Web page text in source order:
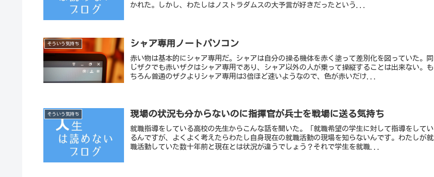
かれた。しかし、わたしはノストラダムスの大予言が好きだったという...
そういう気持ち シャア専用ノートパソコン
赤い物は基本的にシャア専用だ。シャアは自分の操る機体を赤く塗って差別化を図っていた。同
じザクでも赤いザクはシャア専用であり、シャア以外の人が乗って操縦することは出来ない。も
ちろん普通のザクよりシャア専用は3倍ほど速いようなので、色が赤いだけ...
そういう気持ち 現場の状況も分からないのに指揮官が兵士を戦場に送る気持ち
就職指導をしている高校の先生からこんな話を聞いた。「就職希望の学生に対して指導をしてい
るんですが、よくよく考えたらわたし自身現在の就職活動の現場を知らないんです。わたしが就
職活動していた数十年前と現在とは状況が違うでしょう？それで学生を就職...